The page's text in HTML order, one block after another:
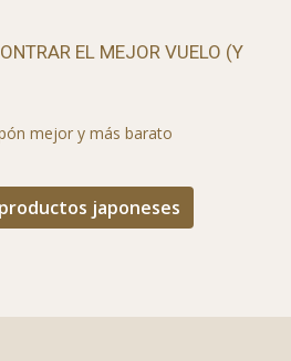
EL MEJOR VUELO (Y
japoneses